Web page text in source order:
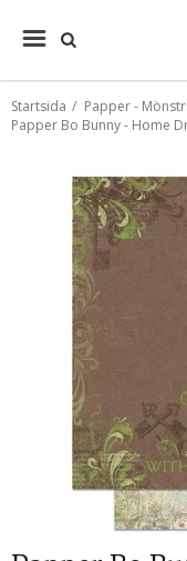
Startsida / Papper -
Papper Bo Bunny - Home